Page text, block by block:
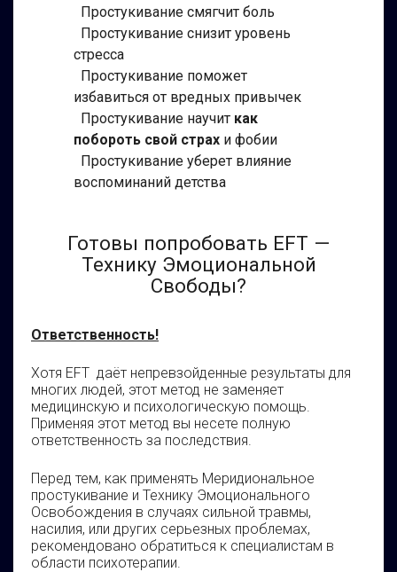
Простукивание смягчит боль
Простукивание снизит уровень
стресса
Простукивание поможет
избавиться от вредных привычек
Простукивание научит как
побороть свой страх и фобии
Простукивание уберет влияние
воспоминаний детства
Готовы попробовать EFT —
Технику Эмоциональной
Свободы?
Ответственность!
Хотя EFT даёт непревзойденные результаты для
многих людей, этот метод не заменяет
медицинскую и психологическую помощь.
Применяя этот метод вы несете полную
ответственность за последствия.
Перед тем, как применять Меридиональное
простукивание и Технику Эмоционального
Освобождения в случаях сильной травмы,
насилия, или других серьезных проблемах,
рекомендовано обратиться к специалистам в
области психотерапии.